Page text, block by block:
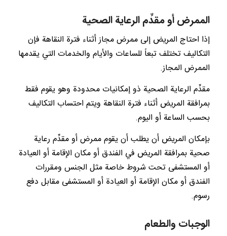
الممرض أو مقدِّم الرعاية الصحية
إذا احتاج المريض إلى ممرض مجاز أثناء فترة النقاهة فإن
التكاليف تختلف تبعاً للساعات والأيام والخدمات التي يقدمها
الممرض المجاز.
مقدِّم الرعاية الصحية ذو إمكانيات محدودة وهو يقوم فقط
بمرافقة المريض أثناء فترة النقاهة ويتم احتساب التكاليف
بحسب الساعة أو اليوم.
بإمكان المريض أن يطلب أن يقوم ممرض أو مقدِّم رعاية
صحية بمرافقة المريض في الفندق أو مكان الإقامة أو العيادة
أو المستشفى تحت شروط خاصة مثل الجنس ومقررات
الفندق أو مكان الإقامة أو العيادة أو المستشفى مقابل دفع
رسوم.
الوجبات والطعام